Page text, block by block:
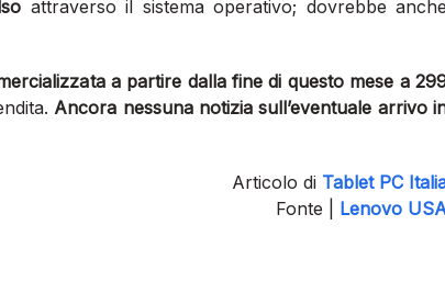
attraverso il sistema operativo; dovrebbe anche
a partire dalla fine di questo mese a
Ancora nessuna notizia sull’eventuale arrivo
Articolo di Tablet PC
Fonte |
Lenovo